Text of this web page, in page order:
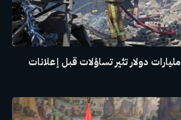
مراهنات نفطية بـ 7 مليارات دولار تثير تساؤلات قبل إعلانات